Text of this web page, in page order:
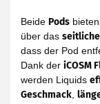
Beide Pods
über das
dass der Pod
Dank der iCOSM
werden Liquids
Geschmack